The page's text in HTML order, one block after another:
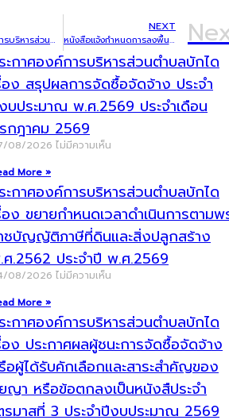
ประกาศองค์การบริหารส่วนตำบลบักได เรื่อง นโยบายไม่รับของขวัญและของกำนัลทุกชนิดจากการปฏิบัติหน้าที่ (No Gift Policy)
NEXT
หนังสือแจ้งกำหนดการลงพื้นที่ติดตามการเตรียมความพร้อมของประปาหมู่บ้าน เพื่อรับการประเมินและเฝ้าระวังคุณภาพน้ำประปา ประจำปีงบประมาณ พ.ศ.2568
ะกาศองค์การบริหารส่วนตำบลบักได
อง สรุปผลการจัดซื้อจัดจ้าง ประจำ
บประมาณ พ.ศ.2569 ประจำเดือน
กฎาคม 2569
08/2026 ไม่มีความเห็น
More »
ะกาศองค์การบริหารส่วนตำบลบักได
อง ขยายกำหนดเวลาดำเนินการตามพ
ชบัญญัติภาษีที่ดินและสิ่งปลูกสร้าง
.2562 ประจำปี พ.ศ.2569
08/2026 ไม่มีความเห็น
More »
ะกาศองค์การบริหารส่วนตำบลบักได
อง ประกาศผลผู้ชนะการจัดซื้อจัดจ้าง
อผู้ได้รับคักเลือกและสาระสำคัญของ
ญา หรือข้อตกลงเป็นหนังสืประจำ
รมาสที่ 3 ประจำปีงบประมาณ 2569